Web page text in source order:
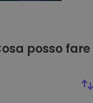
posso fare